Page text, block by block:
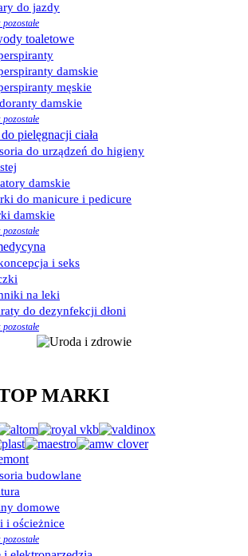
do jazdy
toaletowe
damskie
męskie
damskie
pielęgnacji ciała
do urządzeń do higieny
damskie
do manicure i pedicure
damskie
i seks
na leki
do dezynfekcji dłoni
MARKI
budowlane
domowe
i ościeżnice